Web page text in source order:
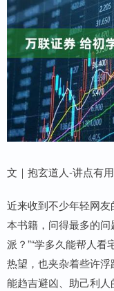
文｜抱玄道人-讲点有
近来收到不少年轻网
本书籍，问得最多的
派？”“学多久能帮人看
热望，也夹杂着些许
能趋吉避凶、助己利